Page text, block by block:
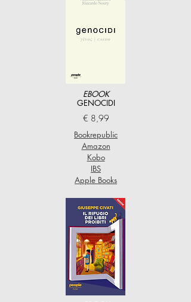
EBOOK
GENOCIDI
€ 8,99
Bookrepublic
Amazon
Kobo
IBS
Apple Books